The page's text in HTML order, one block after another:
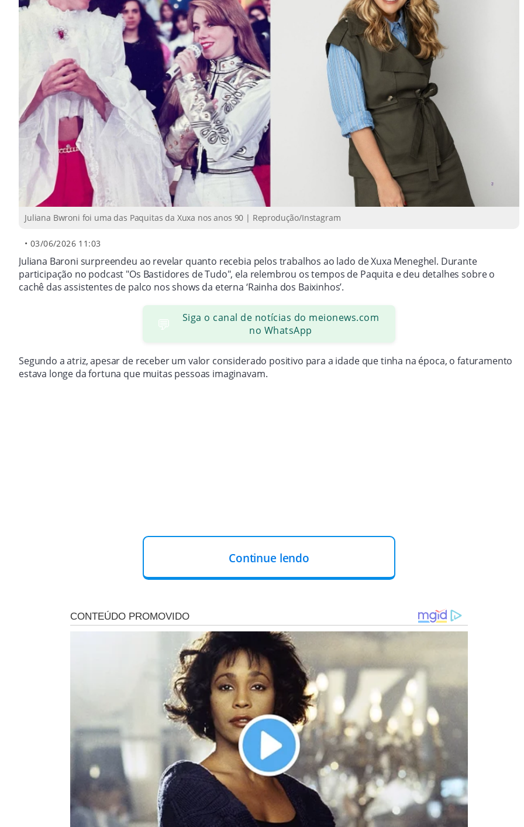
Xuxa se manifestou nas redes sociais, reforçando a veracidade das declarações de Juliana Baroni.
Juliana Bwroni foi uma das Paquitas da Xuxa nos anos 90 | Reprodução/Instagram
• 03/06/2026 11:03
Juliana Baroni surpreendeu ao revelar quanto recebia pelos trabalhos ao lado de Xuxa Meneghel. Durante
participação no podcast "Os Bastidores de Tudo", ela relembrou os tempos de Paquita e deu detalhes sobre o
cachê das assistentes de palco nos shows da eterna ‘Rainha dos Baixinhos’.
💬
Siga o canal de notícias do meionews.com
no WhatsApp
Segundo a atriz, apesar de receber um valor considerado positivo para a idade que tinha na época, o faturamento
estava longe da fortuna que muitas pessoas imaginavam.
Continue lendo